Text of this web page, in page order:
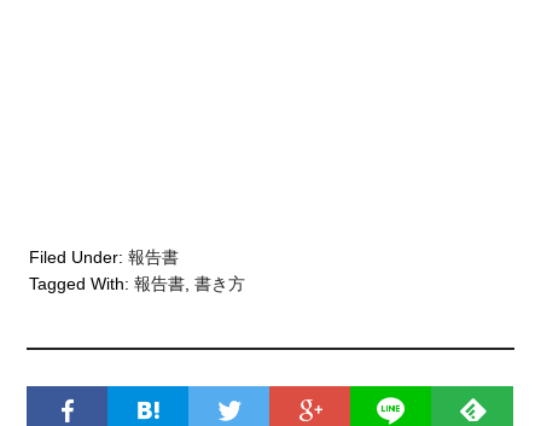
Filed Under:報告書
Tagged With:報告書,書き方